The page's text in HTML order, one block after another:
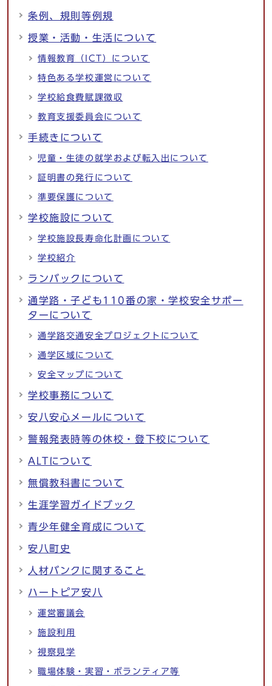
条例、規則等例規
授業・活動・生活について
情報教育（ICT）について
特色ある学校運営について
学校給食費賦課徴収
教育支援委員会について
手続きについて
児童・生徒の就学および転入出について
証明書の発行について
準要保護について
学校施設について
学校施設長寿命化計画について
学校紹介
ランバックについて
通学路・子ども110番の家・学校安全サポー
ターについて
通学路交通安全プロジェクトについて
通学区域について
安全マップについて
学校事務について
安八安心メールについて
警報発表時等の休校・登下校について
ALTについて
無償教科書について
生涯学習ガイドブック
青少年健全育成について
安八町史
人材バンクに関すること
ハートピア安八
運営審議会
施設利用
視察見学
職場体験・実習・ボランティア等